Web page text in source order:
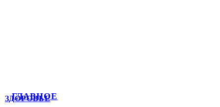
ГЛАВНОЕ
ЗДОРОВЬЕ